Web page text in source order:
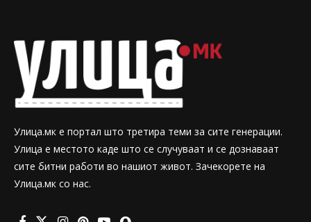
Улица.мк е портал што третира теми за сите генерации.
Улица е местото каде што се случуваат и се дознаваат
сите битни работи во нашиот живот. Зачекорете на
Улица.мк со нас.